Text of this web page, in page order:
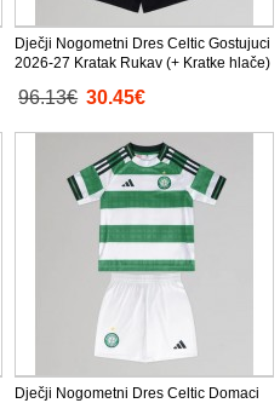
Dječji Nogometni Dres Celtic Gostujuci
2026-27 Kratak Rukav (+ Kratke hlače)
96.13€ 30.45€
Dječji Nogometni Dres Celtic Domaci